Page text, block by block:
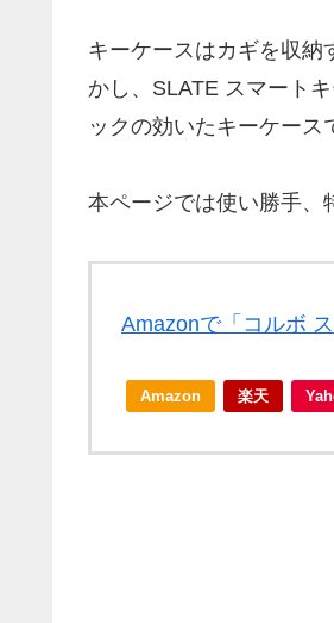
キーケースはカギを収納
かし、SLATE スマート
ックの効いたキーケース
本ページでは使い勝手、
Amazonで「コルボ
Amazon 楽天